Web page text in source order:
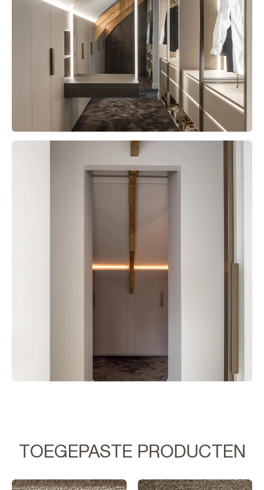
TOEGEPASTE PRODUCTEN